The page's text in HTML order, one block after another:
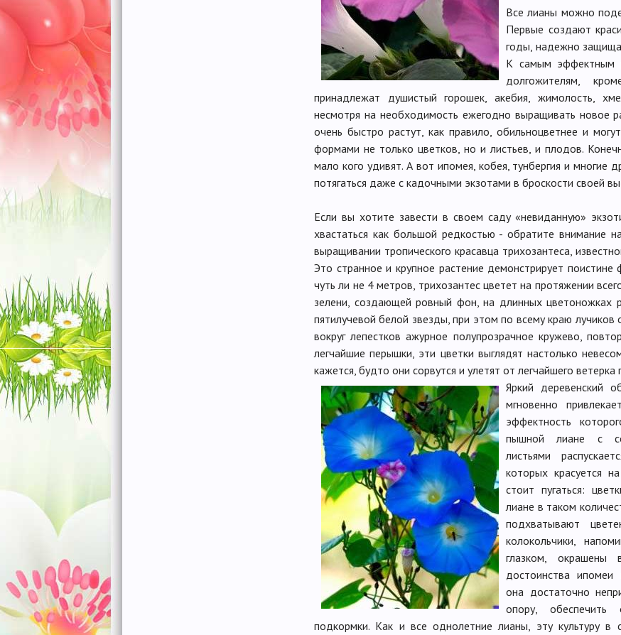
Все лианы можно
Первые создают
годы, надежно
К самым эффектным
долгожителям,
принадлежат душистый горошек, акебия, жимолость,
несмотря на необходимость ежегодно выращивать новое
очень быстро растут, как правило, обильноцветнее и
формами не только цветков, но и листьев, и плодов.
мало кого удивят. А вот ипомея, кобея, тунбергия и многие
потягаться даже с кадочными экзотами в броскости своей
Если вы хотите завести в своем саду «невиданную»
хвастаться как большой редкостью - обратите внимание
выращивании тропического красавца трихозантеса,
Это странное и крупное растение демонстрирует
чуть ли не 4 метров, трихозантес цветет на протяжении
зелени, создающей ровный фон, на длинных цветоножках
пятилучевой белой звезды, при этом по всему краю
вокруг лепестков ажурное полупрозрачное кружево,
легчайшие перышки, эти цветки выглядят настолько
кажется, будто они сорвутся и улетят от легчайшего
Яркий деревенский
мгновенно
эффектность
пышной лиане с
листьями
которых красуется
стоит пугаться:
лиане в таком
подхватывают
колокольчики,
глазком, окрашены
достоинства ипомеи
она достаточно
опору,
подкормки. Как и все однолетние лианы, эту культуру